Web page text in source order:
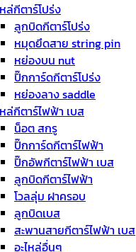
หล่กีตาร์โปร่ง
ลูกบิดกีตาร์โปร่ง
หมุดยึดสาย string pin
หย่องบน nut
ปิ๊กการ์ดกีตาร์โปร่ง
หย่องลาง saddle
หล่กีตาร์ไฟฟ้า เบส
น็อต สกรู
ปิ๊กการ์ดกีตาร์ไฟฟ้า
ปิ๊กอัพกีตาร์ไฟฟ้า เบส
ลูกบิดกีตาร์ไฟฟ้า
โวลลุ่ม ฝาครอบ
ลูกบิดเบส
สะพานสายกีตาร์ไฟฟ้า เบส
อะไหล่อื่นๆ